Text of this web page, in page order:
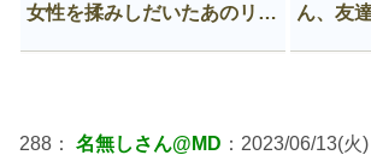
女性を揉みしだいたあのリー
ん、友
288： 名無しさん@MD ：2023/06/13(